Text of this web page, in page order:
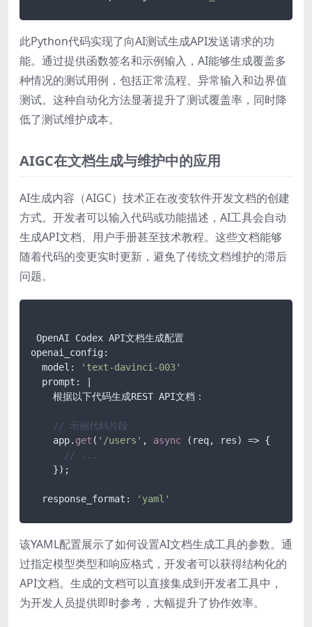
此Python代码实现了向AI测试生成API发送请求的功
能。通过提供函数签名和示例输入，AI能够生成覆盖多
种情况的测试用例，包括正常流程、异常输入和边界值
测试。这种自动化方法显著提升了测试覆盖率，同时降
低了测试维护成本。
AIGC在文档生成与维护中的应用
AI生成内容（AIGC）技术正在改变软件开发文档的创建
方式。开发者可以输入代码或功能描述，AI工具会自动
生成API文档、用户手册甚至技术教程。这些文档能够
随着代码的变更实时更新，避免了传统文档维护的滞后
问题。
OpenAI Codex API文档生成配置
openai_config:
  model:
'text-davinci-003'
  prompt: |
    根据以下代码生成REST API文档：
// 示例代码片段
    app.
get ( '/users' , async (req, res) => {
// ...
    });
  response_format:
'yaml'
该YAML配置展示了如何设置AI文档生成工具的参数。通
过指定模型类型和响应格式，开发者可以获得结构化的
API文档。生成的文档可以直接集成到开发者工具中，
为开发人员提供即时参考，大幅提升了协作效率。